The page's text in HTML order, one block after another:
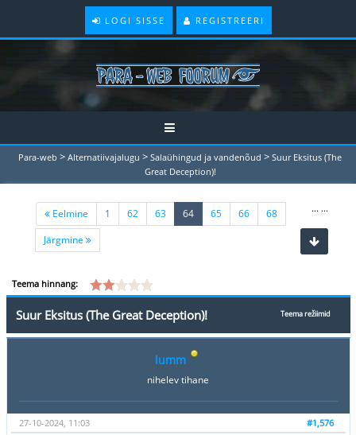
LOGI SISSE REGISTREERI
Para-web > Alternatiivajalugu > Salaühingud ja vandenõud > Suur Eksitus (The
Great Deception)!
Eelmine 1 ...
62 63 64(current)
65 66 ...
68
Järgmine
Teema hinnang:
Teema režiimid
Suur Eksitus (The Great Deception)!
lumm
nihelev tihane
#1,576
27-10-2024, 11:03